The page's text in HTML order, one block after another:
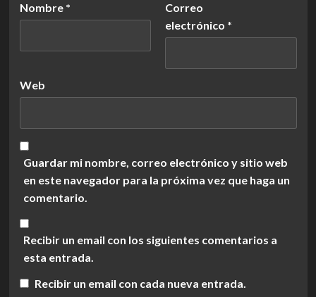
Nombre *
Correo
electrónico *
Web
Guardar mi nombre, correo electrónico y sitio web
en este navegador para la próxima vez que haga un
comentario.
Recibir un email con los siguientes comentarios a
esta entrada.
Recibir un email con cada nueva entrada.